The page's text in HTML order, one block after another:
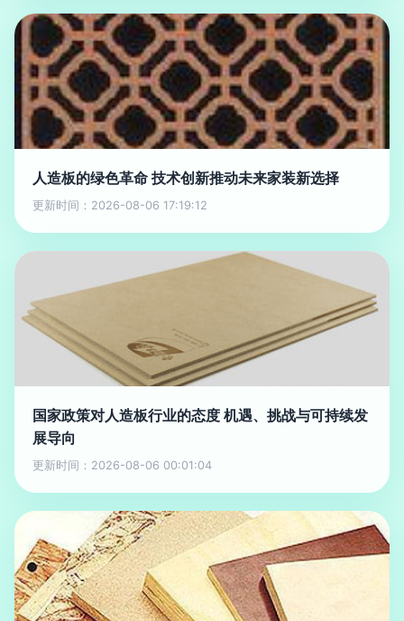
人造板的绿色革命 技术创新推动未来家装新选择
更新时间：2026-08-06 17:19:12
国家政策对人造板行业的态度 机遇、挑战与可持续发
展导向
更新时间：2026-08-06 00:01:04